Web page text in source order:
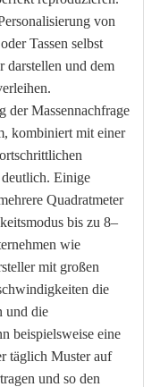
von
Tassen selbst
darstellen und dem
der Massennachfrage
kombiniert mit einer
Einige
Quadratmeter
bis zu 8–
wie
mit großen
die
und die
beispielsweise eine
täglich Muster auf
und so den